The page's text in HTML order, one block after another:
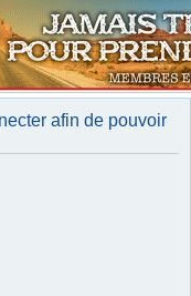
afin de pouvoir